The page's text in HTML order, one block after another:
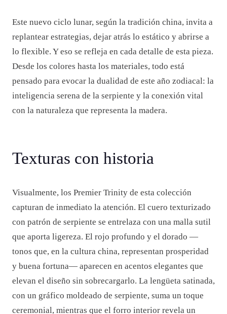
Este nuevo ciclo lunar, según la tradición china, invita a
replantear estrategias, dejar atrás lo estático y abrirse a
lo flexible. Y eso se refleja en cada detalle de esta pieza.
Desde los colores hasta los materiales, todo está
pensado para evocar la dualidad de este año zodiacal: la
inteligencia serena de la serpiente y la conexión vital
con la naturaleza que representa la madera.
Texturas con historia
Visualmente, los Premier Trinity de esta colección
capturan de inmediato la atención. El cuero texturizado
con patrón de serpiente se entrelaza con una malla sutil
que aporta ligereza. El rojo profundo y el dorado —
tonos que, en la cultura china, representan prosperidad
y buena fortuna— aparecen en acentos elegantes que
elevan el diseño sin sobrecargarlo. La lengüeta satinada,
con un gráfico moldeado de serpiente, suma un toque
ceremonial, mientras que el forro interior revela un